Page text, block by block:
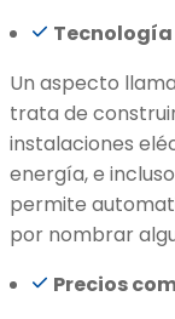
Un aspecto
trata de
instalaciones
energía, e
permite
por nombrar
Precios